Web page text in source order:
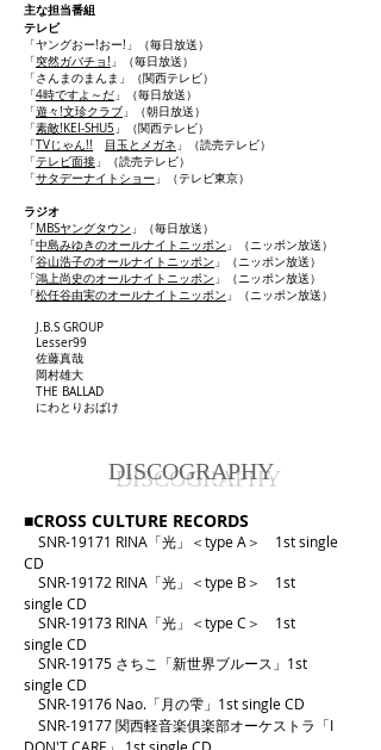
主な担当番組
テレビ
「ヤングおー!おー!」（毎日放送）
「突然ガバチョ! 」（毎日放送）
「さんまのまんま」（関西テレビ）
「4時ですよ～だ 」（毎日放送）
「遊々!文珍クラブ 」（朝日放送）
「素敵!KEI-SHU5 」（関西テレビ）
「TVじゃん!! 目玉とメガネ 」（読売テレビ）
「テレビ面接 」（読売テレビ）
「サタデーナイトショー 」（テレビ東京）
ラジオ
「MBSヤングタウン 」（毎日放送）
「中島みゆきのオールナイトニッポン 」（ニッポン放送）
「谷山浩子のオールナイトニッポン 」（ニッポン放送）
「鴻上尚史のオールナイトニッポン 」（ニッポン放送）
「松任谷由実のオールナイトニッポン 」（ニッポン放送）
J.B.S GROUP
Lesser99
佐藤真哉
岡村雄大
THE BALLAD
にわとりおばけ
DISCOGRAPHY
■CROSS CULTURE RECORDS
SNR-19171 RINA「光」＜type A＞ 1st single
CD​
SNR-19172 RINA「光」＜type B＞ 1st
singleCD
SNR-19173 RINA「光」＜type C＞ 1st
singleCD
SNR-19175 さちこ「新世界ブルース」 1st
singleCD
SNR-19176 Nao.「月の雫」1st singleCD
SNR-19177 関西軽音楽俱楽部オーケストラ「I